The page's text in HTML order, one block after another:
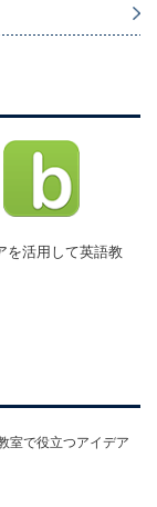
を活用して英語教
室で役立つアイデア